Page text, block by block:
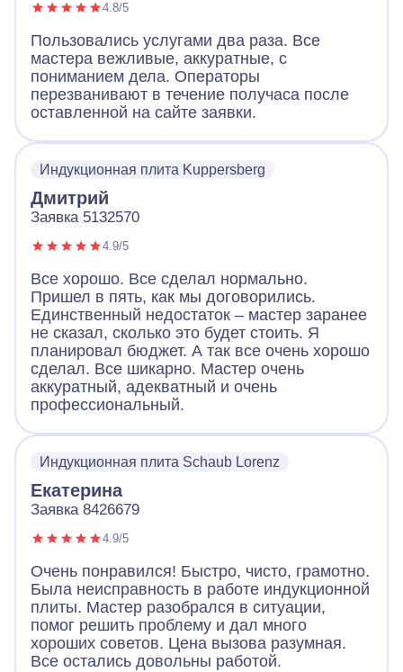
4.8/5
Пользовались услугами два раза. Все
мастера вежливые, аккуратные, с
пониманием дела. Операторы
перезванивают в течение получаса после
оставленной на сайте заявки.
Индукционная плита Kuppersberg
Дмитрий
Заявка 5132570
4.9/5
Все хорошо. Все сделал нормально.
Пришел в пять, как мы договорились.
Единственный недостаток – мастер заранее
не сказал, сколько это будет стоить. Я
планировал бюджет. А так все очень хорошо
сделал. Все шикарно. Мастер очень
аккуратный, адекватный и очень
профессиональный.
Индукционная плита Schaub Lorenz
Екатерина
Заявка 8426679
4.9/5
Очень понравился! Быстро, чисто, грамотно.
Была неисправность в работе индукционной
плиты. Мастер разобрался в ситуации,
помог решить проблему и дал много
хороших советов. Цена вызова разумная.
Все остались довольны работой.